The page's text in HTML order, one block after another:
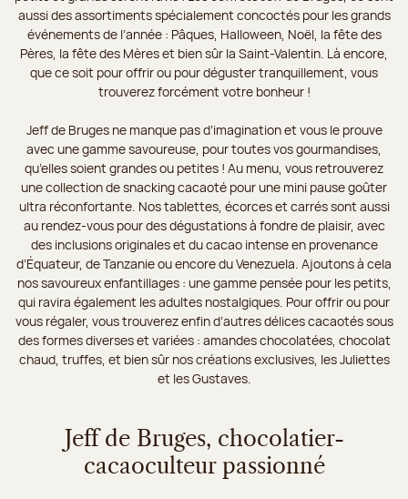
aussi des assortiments spécialement concoctés pour les grands
événements de l’année : Pâques, Halloween, Noël, la fête des
Pères, la fête des Mères et bien sûr la Saint-Valentin. Là encore,
que ce soit pour offrir ou pour déguster tranquillement, vous
trouverez forcément votre bonheur !
Jeff de Bruges ne manque pas d’imagination et vous le prouve
avec une gamme savoureuse, pour toutes vos gourmandises,
qu’elles soient grandes ou petites ! Au menu, vous retrouverez
une collection de snacking cacaoté pour une mini pause goûter
ultra réconfortante. Nos tablettes, écorces et carrés sont aussi
au rendez-vous pour des dégustations à fondre de plaisir, avec
des inclusions originales et du cacao intense en provenance
d’Équateur, de Tanzanie ou encore du Venezuela. Ajoutons à cela
nos savoureux enfantillages : une gamme pensée pour les petits,
qui ravira également les adultes nostalgiques. Pour offrir ou pour
vous régaler, vous trouverez enfin d’autres délices cacaotés sous
des formes diverses et variées : amandes chocolatées, chocolat
chaud, truffes, et bien sûr nos créations exclusives, les Juliettes
et les Gustaves.
Jeff de Bruges, chocolatier-
cacaoculteur passionné